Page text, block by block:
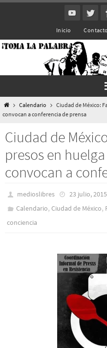
Inicio Contacto
InicioCalendario
Ciudad de México:
convocan a conferencia de prensa
Ciudad de
presos en
convocan a
medioslibres
23 julio, 2015
Calendario,Ciudad de México,
conciencia